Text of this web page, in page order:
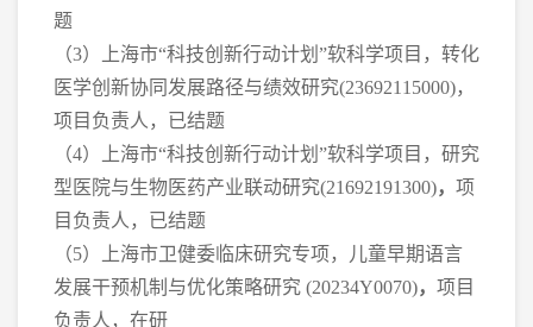
题
（3）上海市“科技创新行动计划”软科学项目，转化
医学创新协同发展路径与绩效研究(23692115000)，
项目负责人，已结题
（4）上海市“科技创新行动计划”软科学项目，研究
型医院与生物医药产业联动研究(21692191300)， 项
目负责人，已结题
（5）上海市卫健委临床研究专项，儿童早期语言
发展干预机制与优化策略研究 (20234Y0070)， 项目
负责人，在研